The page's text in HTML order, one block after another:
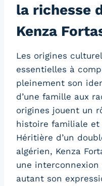
la richesse
Kenza
Les origines
essentielles à
pleinement son
d’une famille aux
origines jouent un
histoire familiale et
Héritière d’un
algérien, Kenza
une
autant son